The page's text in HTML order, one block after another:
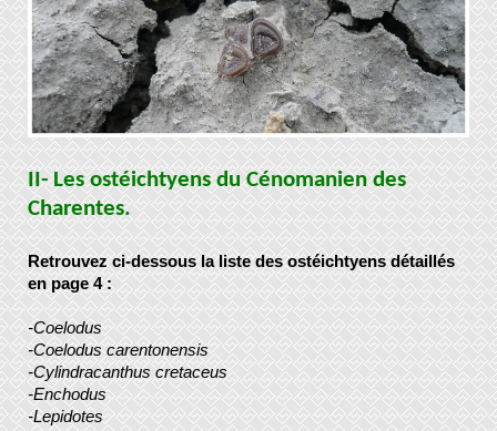
II- Les ostéichtyens du Cénomanien des
Charentes.
Retrouvez ci-dessous la liste des ostéichtyens détaillés
en page 4 :
-Coelodus
-Coelodus carentonensis
-Cylindracanthus cretaceus
-Enchodus
-Lepidotes